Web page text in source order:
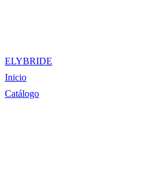
ELYBRIDE
Inicio
Catálogo